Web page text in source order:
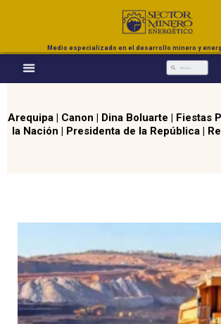
Medio especializado en el desarrollo minero y
Arequipa | Canon | Dina Boluarte | Fiestas
la Nación | Presidenta de la República |